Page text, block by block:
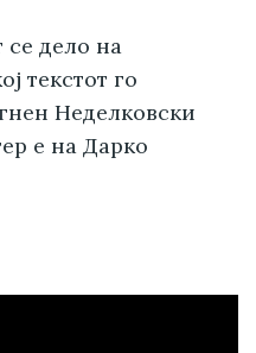
дело на
текстот го
Неделковски
е на Дарко